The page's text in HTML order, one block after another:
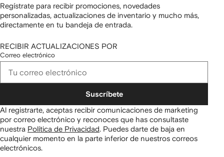
Regístrate para recibir promociones, novedades
personalizadas, actualizaciones de inventario y mucho más,
directamente en tu bandeja de entrada.
RECIBIR ACTUALIZACIONES POR
Correo electrónico
Suscríbete
Al registrarte, aceptas recibir comunicaciones de marketing
por correo electrónico y reconoces que has consultaste
nuestra Política de Privacidad. Puedes darte de baja en
cualquier momento en la parte inferior de nuestros correos
electrónicos.